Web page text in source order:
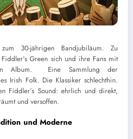
zum 30-jährigen Bandjubiläum. Zu
Green sich und ihre Fans mit
Album. Eine Sammlung der
Irish Folk. Die Klassiker schlechthin.
Fiddler’s Sound: ehrlich und direkt,
und versoffen.
und Moderne